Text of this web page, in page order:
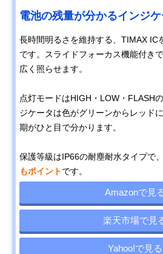
電池の残量が分かるインジ
長時間明るさを維持する、TIMAX IC
です。スライドフォーカス機能付き
広く照らせます。
点灯モードはHIGH・LOW・FLASH
ジケータは色がグリーンからレッド
期がひと目で分かります。
保護等級はIP66の耐塵耐水タイプで、
もポイントです。
Amazonで見
楽天市場で見
Yahoo!で見る